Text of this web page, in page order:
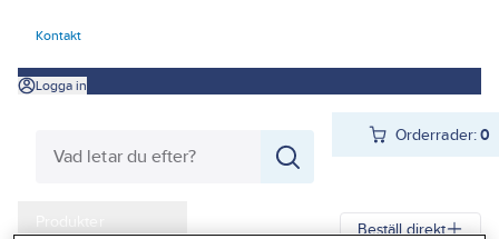
Kontakt
Logga in
Orderrader:0
Produkter Beställ direkt